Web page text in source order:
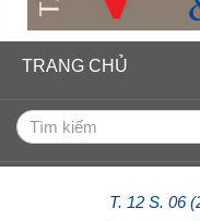
TRANG CHỦ
T. 12 S. 06